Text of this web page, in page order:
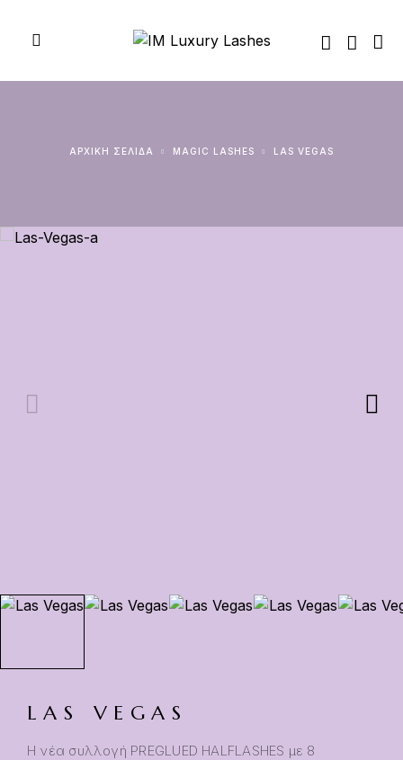
ΑΡΧΙΚΉ ΣΕΛΊΔΑ MAGIC LASHES LAS VEGAS
LAS VEGAS
Η νέα συλλογή PREGLUED HALFLASHES με 8